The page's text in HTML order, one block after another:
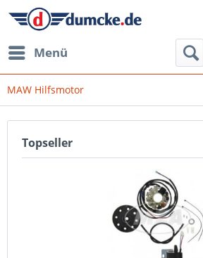
Menü
MAW Hilfsmotor
Topseller